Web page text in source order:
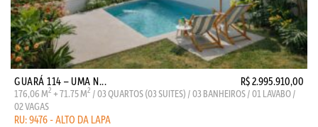
GUARÁ 114 – UMA N... R$ 2.995.910,00
176,06 M2 + 71.75 M2 / 03 QUARTOS (03 SUITES) / 03 BANHEIROS / 01 LAVABO /
02 VAGAS
RU: 9476 - ALTO DA LAPA